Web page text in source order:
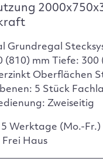
Grundregal
(810) mm Tiefe:
Oberflächen
5 Stück
Zweiseitig
Werktage (Mo.-Fr.)
Haus